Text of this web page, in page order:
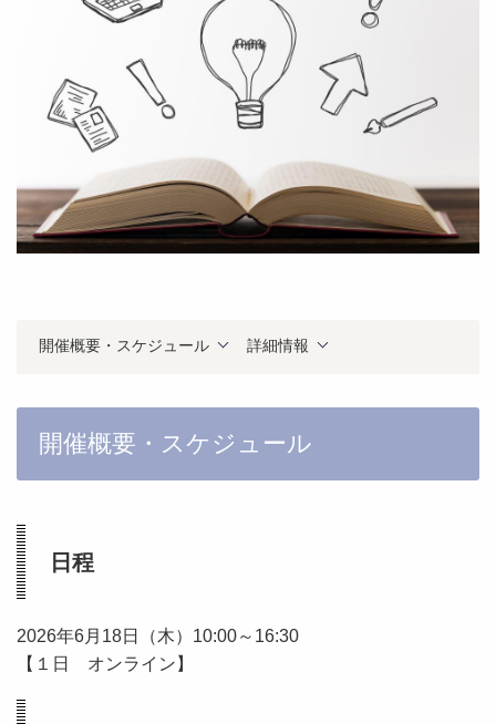
開催概要・スケジュール 詳細情報
開催概要・スケジュール
日程
2026年6月18日（木）10:00～16:30
【１日 オンライン】